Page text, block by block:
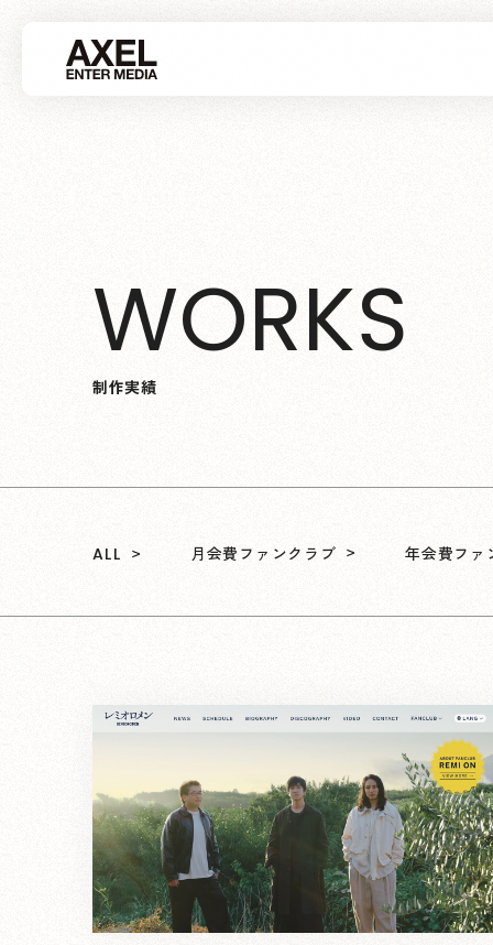
WORKS
制作実績
ALL 月会費ファンクラブ 年会費ファ